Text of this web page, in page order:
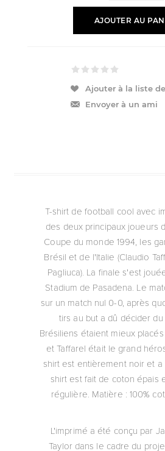
AJOUTER AU
Ajouter à la liste
Envoyer à un ami
T-shirt de football cool avec
des deux principaux joueurs
Coupe du monde 1994, les
Brésil et de l'Italie (Claudio
Pagliuca). La finale s'est
Stadium de Pasadena. Le
sur un match nul 0-0, après
tirs au but a dû décider
Brésiliens étaient mieux
et Taffarel était le grand
shirt est entièrement noir et a
shirt est fait de coton épais
régulière. Matière : 100%
L'imprimé a été conçu par
Taylor dans le cadre du